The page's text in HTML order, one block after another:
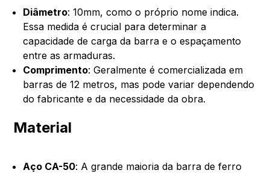
Diâmetro: 10mm, como o próprio nome indica.
Essa medida é crucial para determinar a
capacidade de carga da barra e o espaçamento
entre as armaduras.
Comprimento: Geralmente é comercializada em
barras de 12 metros, mas pode variar dependendo
do fabricante e da necessidade da obra.
Material
Aço CA-50: A grande maioria da barra de ferro